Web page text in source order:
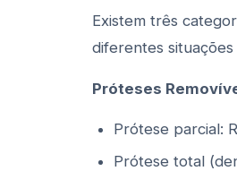
Existem três
diferentes
Próteses
Prótese parcial:
Prótese total